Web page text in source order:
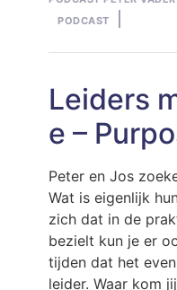
by
PODCAST
Leiders
e –
Peter en Jos
Wat is eigenlijk
zich dat in de
bezielt kun je er
tijden dat het
leider. Waar kom